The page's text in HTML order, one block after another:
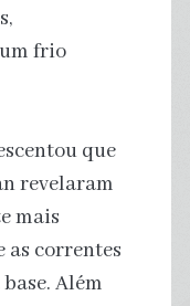
frio
que
revelaram
mais
as correntes
Além